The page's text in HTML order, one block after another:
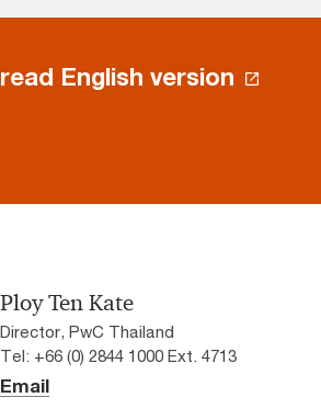
English version
Ploy Ten Kate
Director, PwC Thailand
Tel: +66 (0) 2844 1000 Ext. 4713
Email